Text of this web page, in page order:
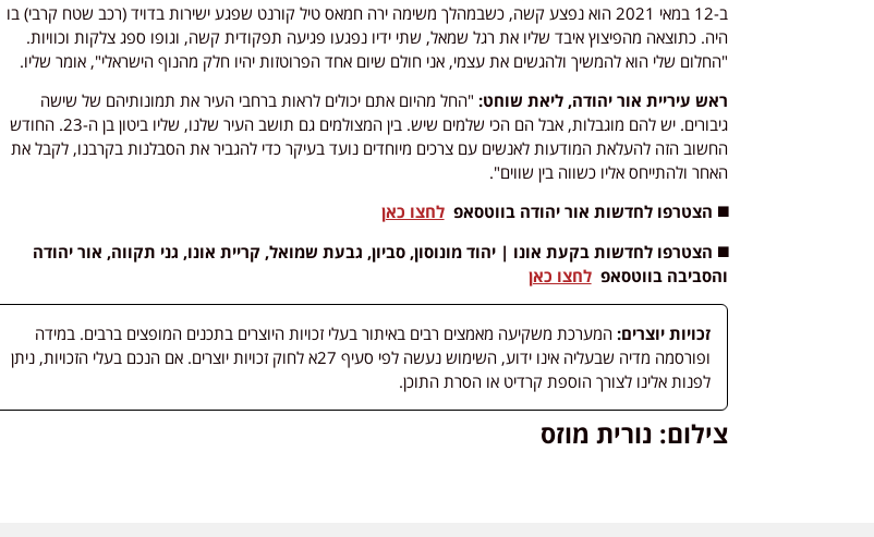
ב-12 במאי 2021 הוא נפצע קשה, כשבמהלך משימה ירה חמאס טיל קורנט שפגע ישירות בדויד (רכב שטח קרבי) בו
היה. כתוצאה מהפיצוץ איבד שליו את רגל שמאל, שתי ידיו נפגעו פגיעה תפקודית קשה, וגופו ספג צלקות וכוויות.
"החלום שלי הוא להמשיך ולהגשים את עצמי, אני חולם שיום אחד הפרוטזות יהיו חלק מהנוף הישראלי", אומר שליו.
ראש עיריית אור יהודה, ליאת שוחט: "החל מהיום אתם יכולים לראות ברחבי העיר את תמונותיהם של שישה
גיבורים. יש להם מוגבלות, אבל הם הכי שלמים שיש. בין המצולמים גם תושב העיר שלנו, שליו ביטון בן ה-23. החודש
החשוב הזה להעלאת המודעות לאנשים עם צרכים מיוחדים נועד בעיקר כדי להגביר את הסבלנות בקרבנו, לקבל את
האחר ולהתייחס אליו כשווה בין שווים".
◼️ הצטרפו לחדשות אור יהודה בווטסאפלחצו כאן
◼️ הצטרפו לחדשותבקעת אונו | יהוד מונוסון, סביון, גבעת שמואל, קריית אונו, גני תקווה, אור יהודה
והסביבה בווטסאפלחצו כאן
זכויות יוצרים: המערכת משקיעה מאמצים רבים באיתור בעלי זכויות היוצרים בתכנים המופצים ברבים. במידה
ופורסמה מדיה שבעליה אינו ידוע, השימוש נעשה לפי סעיף 27א לחוק זכויות יוצרים. אם הנכם בעלי הזכויות, ניתן
לפנות אלינו לצורך הוספת קרדיט או הסרת התוכן.
צילום: נורית מוזס